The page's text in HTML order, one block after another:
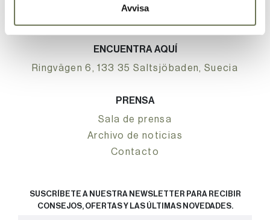
Avvisa
ENCUENTRA AQUÍ
Ringvägen 6, 133 35 Saltsjöbaden, Suecia
PRENSA
Sala de prensa
Archivo de noticias
Contacto
SUSCRÍBETE A NUESTRA NEWSLETTER PARA RECIBIR
CONSEJOS, OFERTAS Y LAS ÚLTIMAS NOVEDADES.